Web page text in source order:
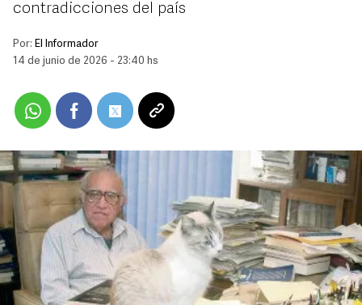
contradicciones del país
Por: El Informador
14 de junio de 2026 - 23:40 hs